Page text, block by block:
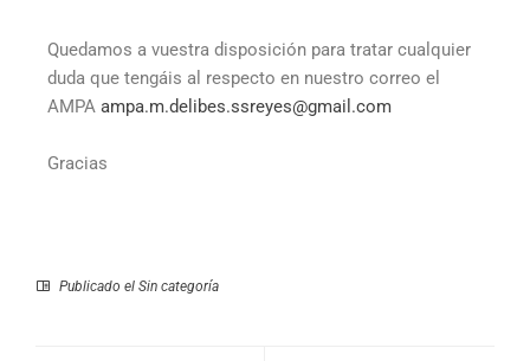
Quedamos a vuestra disposición para tratar cualquier
duda que tengáis al respecto en nuestro correo el
AMPA ampa.m.delibes.ssreyes@gmail.com
Gracias
Publicado el Sin categoría